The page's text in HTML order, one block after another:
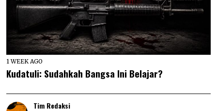
1 WEEK AGO
Kudatuli: Sudahkah Bangsa Ini Belajar?
Tim Redaksi